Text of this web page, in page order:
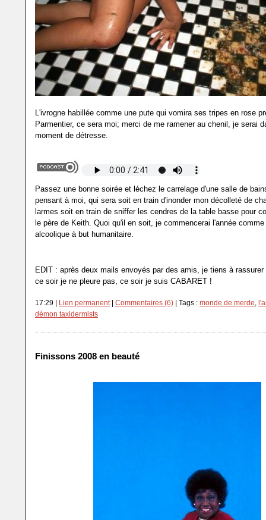
L'ivrogne habillée comme une pute qui vomira ses tripes en rose
Parmentier, ce sera moi; merci de me ramener au chenil, je serai
moment de détresse.
Passez une bonne soirée et léchez le carrelage d'une salle de
pensant à moi, qui sera soit en train d'inonder mon décolleté de
larmes soit en train de sniffer les cendres de la table basse pour
le père de Keith. Quoi qu'il en soit, je commencerai l'année
alcoolique à but humanitaire.
EDIT : après deux mails envoyés par des amis, je tiens à rassurer
ce soir je ne pleure pas, ce soir je suis CABARET !
17:29 | Lien permanent| Commentaires (6) | Tags : monde de merde,
démon taxidermists
Finissons 2008 en beauté